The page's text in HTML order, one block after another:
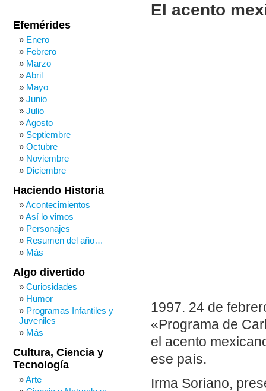
El acento
1997. 24 de
«Programa de
el acento
ese país.
Irma Soriano,
Efemérides
Enero
Febrero
Marzo
Abril
Mayo
Junio
Julio
Agosto
Septiembre
Octubre
Noviembre
Diciembre
Haciendo Historia
Acontecimientos
Así lo vimos
Personajes
Resumen del año…
Más
Algo divertido
Curiosidades
Humor
Programas Infantiles y
Juveniles
Más
Cultura, Ciencia y
Tecnología
Arte